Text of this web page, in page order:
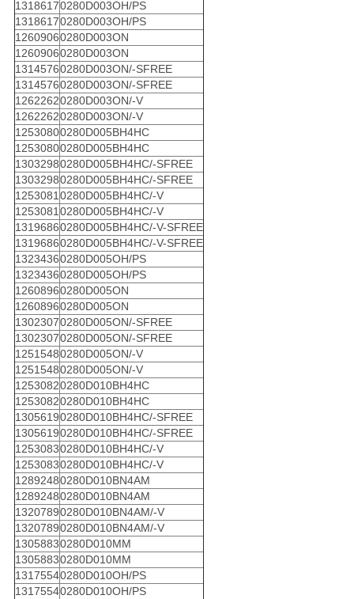
13186170280D003OH/PS
13186170280D003OH/PS
12609060280D003ON
12609060280D003ON
13145760280D003ON/-SFREE
13145760280D003ON/-SFREE
12622620280D003ON/-V
12622620280D003ON/-V
12530800280D005BH4HC
12530800280D005BH4HC
13032980280D005BH4HC/-SFREE
13032980280D005BH4HC/-SFREE
1253081 0280D005BH4HC/-V
1253081 0280D005BH4HC/-V
13196860280D005BH4HC/-V-SFREE
13196860280D005BH4HC/-V-SFREE
13234360280D005OH/PS
13234360280D005OH/PS
12608960280D005ON
12608960280D005ON
13023070280D005ON/-SFREE
13023070280D005ON/-SFREE
12515480280D005ON/-V
12515480280D005ON/-V
12530820280D010BH4HC
12530820280D010BH4HC
13056190280D010BH4HC/-SFREE
13056190280D010BH4HC/-SFREE
12530830280D010BH4HC/-V
12530830280D010BH4HC/-V
12892480280D010BN4AM
12892480280D010BN4AM
13207890280D010BN4AM/-V
13207890280D010BN4AM/-V
13058830280D010MM
13058830280D010MM
13175540280D010OH/PS
13175540280D010OH/PS